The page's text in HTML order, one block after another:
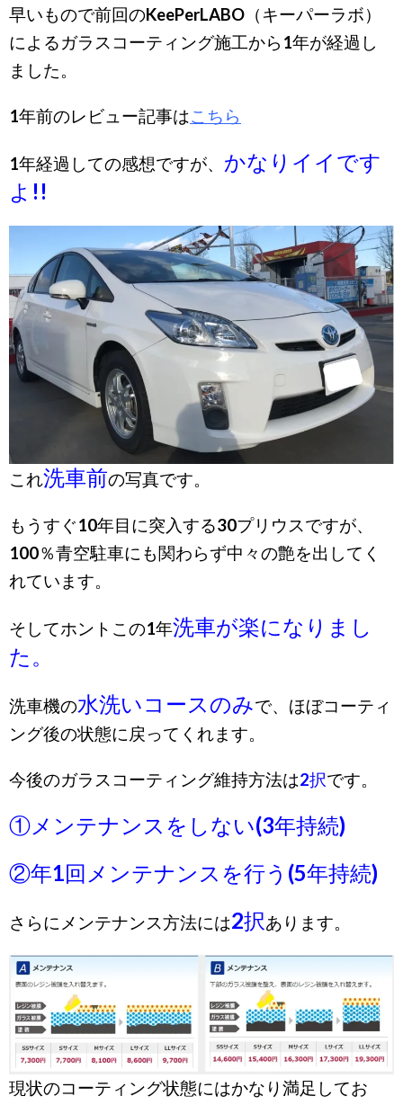
早いもので前回のKeePerLABO（キーパーラボ）
によるガラスコーティング施工から1年が経過し
ました。
1年前のレビュー記事はこちら
1年経過しての感想ですが、 かなりイイです
よ!!
これ洗車前の写真です。
もうすぐ10年目に突入する30プリウスですが、
100％青空駐車にも関わらず中々の艶を出してく
れています。
そしてホントこの1年洗車が楽になりまし
た。
洗車機の水洗いコースのみで、ほぼコーティ
ング後の状態に戻ってくれます。
今後のガラスコーティング維持方法は2択です。
①メンテナンスをしない(3年持続)
②年1回メンテナンスを行う(5年持続)
さらにメンテナンス方法には2択あります。
現状のコーティング状態にはかなり満足してお